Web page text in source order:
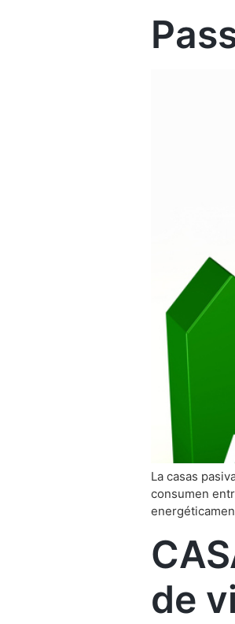
La casas
consumen
de